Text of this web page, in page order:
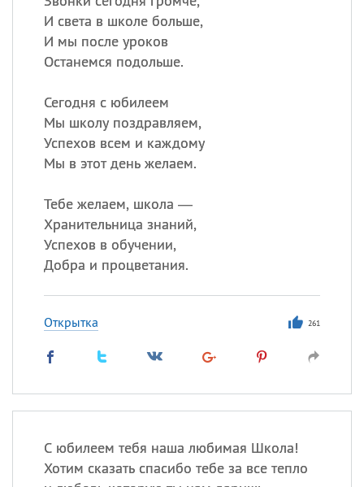
И света в школе больше,
И мы после уроков
Останемся подольше.
Сегодня с юбилеем
Мы школу поздравляем,
Успехов всем и каждому
Мы в этот день желаем.
Тебе желаем, школа —
Хранительница знаний,
Успехов в обучении,
Добра и процветания.
Открытка 261
С юбилеем тебя наша любимая Школа!
Хотим сказать спасибо тебе за все тепло